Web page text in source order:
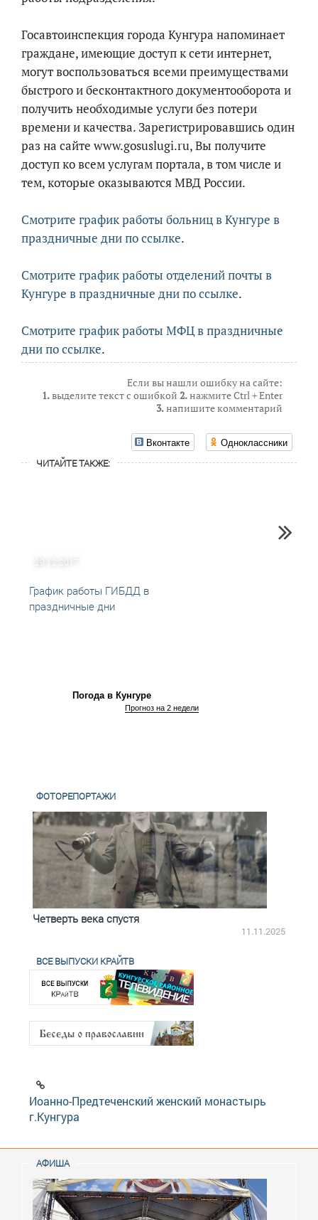
Госавтоинспекция города Кунгура напоминает
граждане, имеющие доступ к сети интернет,
могут воспользоваться всеми преимуществами
быстрого и бесконтактного документооборота и
получить необходимые услуги без потери
времени и качества. Зарегистрировавшись один
раз на сайте www.gosuslugi.ru, Вы получите
доступ ко всем услугам портала, в том числе и
тем, которые оказываются МВД России.
Смотрите график работы больниц в Кунгуре в
праздничные дни по ссылке.
Смотрите график работы отделений почты в
Кунгуре в праздничные дни по ссылке.
Смотрите график работы МФЦ в праздничные
дни по ссылке.
Если вы нашли ошибку на сайте:
1.выделите текст с ошибкой 2.нажмите Ctrl + Enter
3.напишите комментарий
Вконтакте Одноклассники
ЧИТАЙТЕ ТАКЖЕ:
29.12.2017
График работы ГИБДД в
праздничные дни
Погода в Кунгуре
Прогноз на 2 недели
ФОТОРЕПОРТАЖИ
Четверть века спустя
11.11.2025
ВСЕ ВЫПУСКИ КРАЙТВ
Иоанно-Предтеченский женский монастырь
г.Кунгура
АФИША